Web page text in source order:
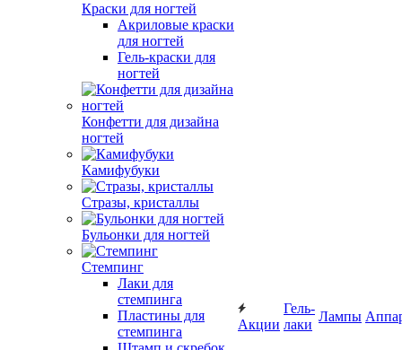
Краски для ногтей
Акриловые краски
для ногтей
Гель-краски для
ногтей
Конфетти для дизайна
ногтей
Камифубуки
Стразы, кристаллы
Бульонки для ногтей
Стемпинг
Лаки для
стемпинга
Пластины для
стемпинга
Акции
Гель-
лаки
Лампы